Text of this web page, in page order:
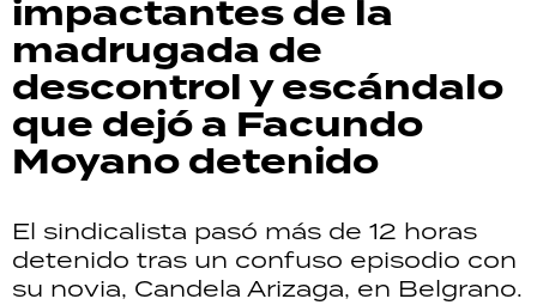
impactantes de la
madrugada de
descontrol y escándalo
que dejó a Facundo
Moyano detenido
El sindicalista pasó más de 12 horas
detenido tras un confuso episodio con
su novia, Candela Arizaga, en Belgrano.